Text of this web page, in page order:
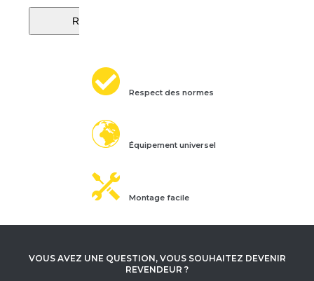
Respect des normes
Équipement universel
Montage facile
VOUS AVEZ UNE QUESTION, VOUS SOUHAITEZ DEVENIR
REVENDEUR ?